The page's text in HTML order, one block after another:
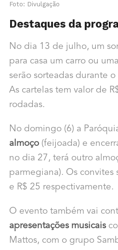
Foto: Divulgação
Destaques da
No dia 13 de julho, um
para casa um carro ou
serão sorteadas durante o
As cartelas tem valor de
rodadas.
No domingo (6) a
almoço(feijoada) e
no dia 27, terá outro
parmegiana). Os convites
e R$ 25 respectivamente.
O evento também vai
apresentações musicais
Mattos, com o grupo